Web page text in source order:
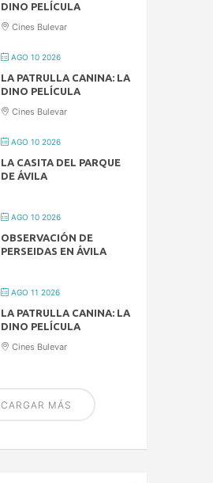
DINO PELÍCULA
Cines Bulevar
AGO 10 2026
LA PATRULLA CANINA: LA
DINO PELÍCULA
Cines Bulevar
AGO 10 2026
LA CASITA DEL PARQUE
DE ÁVILA
AGO 10 2026
OBSERVACIÓN DE
PERSEIDAS EN ÁVILA
AGO 11 2026
LA PATRULLA CANINA: LA
DINO PELÍCULA
Cines Bulevar
CARGAR MÁS